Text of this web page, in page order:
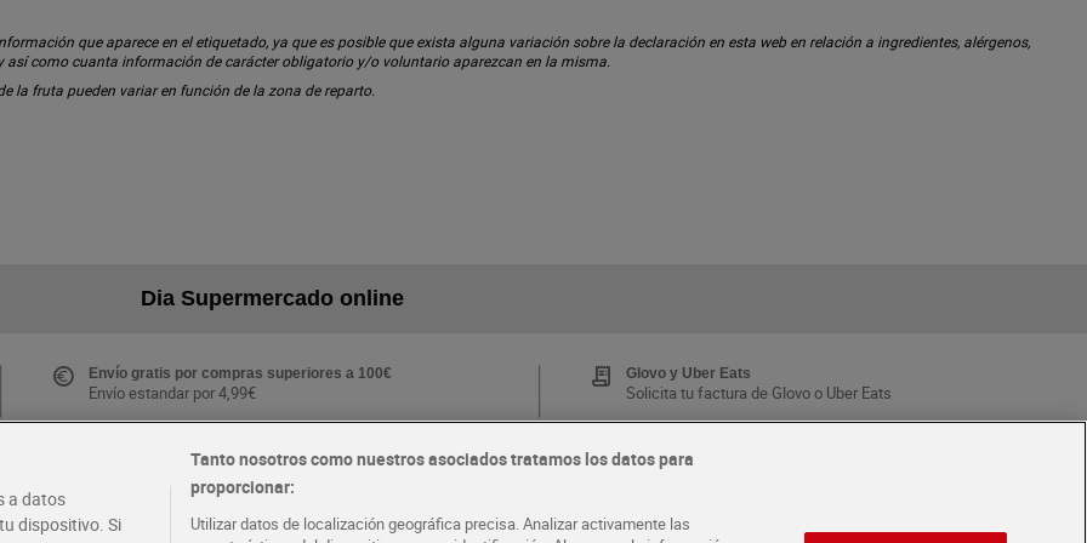
que aparece en el etiquetado, ya que es posible que exista alguna variación sobre la declaración en esta web en relación a ingredientes, alérgenos,
como cuanta información de carácter obligatorio y/o voluntario aparezcan en la misma.
la fruta pueden variar en función de la zona de reparto.
Dia Supermercado online
Envío gratis por compras superiores a 100€
Envío estandar por 4,99€
Glovo y Uber Eats
Solicita tu factura de Glovo o Uber Eats
Folletos y Tiendas
cercana
¡Solicita tu tarjeta de crédito aquí!
a datos
dispositivo. Si
Tanto nosotros como nuestros asociados tratamos los datos para
proporcionar:
Utilizar datos de localización geográfica precisa. Analizar activamente las